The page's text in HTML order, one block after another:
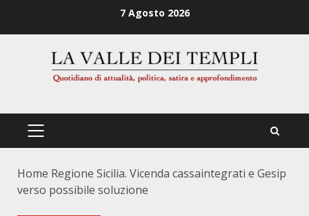
7 Agosto 2026
PRIMÄRES
Home Regione Sicilia. Vicenda cassaintegrati e Gesip
verso possibile soluzione